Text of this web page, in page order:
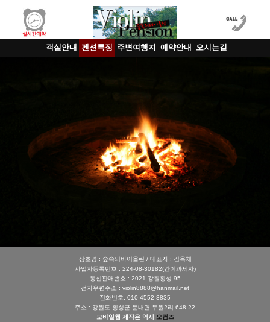
객실안내 펜션특징 주변여행지 예약안내 오시는길
상호명 : 숲속의바이올린 / 대표자 : 김옥채
사업자등록번호 : 224-08-30182(간이과세자)
통신판매번호 : 2021-강원횡성-95
전자우편주소 : violin8888@hanmail.net
전화번호: 010-4552-3835
주소 : 강원도 횡성군 둔내면 두원2리 648-22
모바일웹 제작은 역시
오컴즈